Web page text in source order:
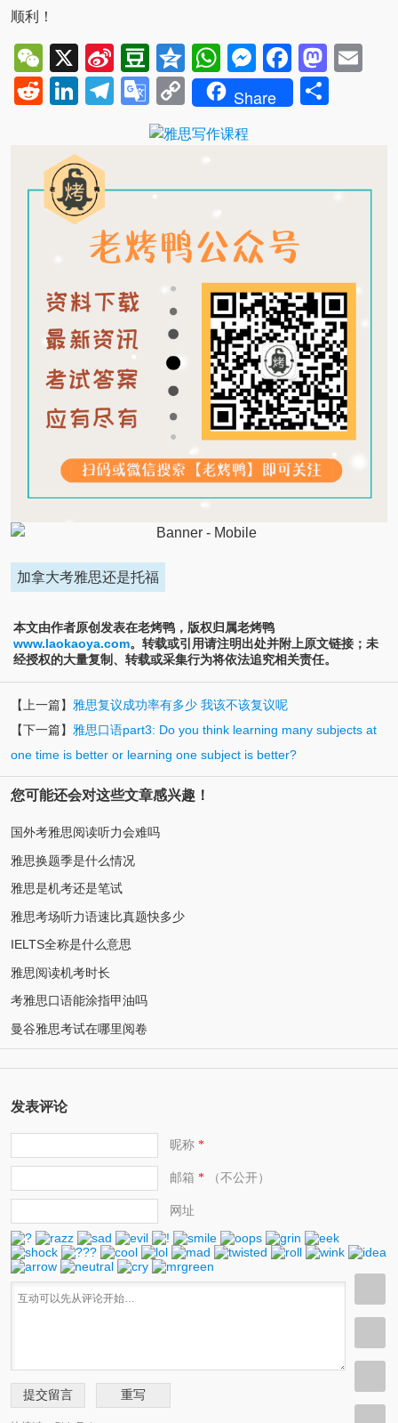
顺利！
WeChat
X
Sina
Weibo
Douban
QzoneWhatsApp
Messenger
RedditLinkedIn
Telegram
Google
Translate
Copy
Link
Share
加拿大考雅思还是托福
本文由作者原创发表在老烤鸭，版权归属老烤鸭
www.laokaoya.com。转载或引用请注明出处并附上原文链接；未
经授权的大量复制、转载或采集行为将依法追究相关责任。
【上一篇】 雅思复议成功率有多少 我该不该复议呢
【下一篇】 雅思口语part3: Do you think learning many subjects at
one time is better or learning one subject is better?
您可能还会对这些文章感兴趣！
国外考雅思阅读听力会难吗
雅思换题季是什么情况
雅思是机考还是笔试
雅思考场听力语速比真题快多少
IELTS全称是什么意思
雅思阅读机考时长
考雅思口语能涂指甲油吗
曼谷雅思考试在哪里阅卷
发表评论
昵称*
邮箱 *（不公开）
网址